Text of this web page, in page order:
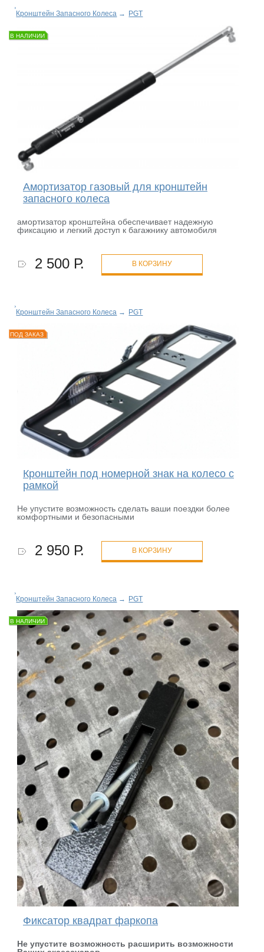
Кронштейн Запасного Колеса → PGT
В НАЛИЧИИ
Амортизатор газовый для кронштейн
запасного колеса
амортизатор кронштейна обеспечивает надежную
фиксацию и легкий доступ к багажнику автомобиля
2 500 Р. В КОРЗИНУ
Кронштейн Запасного Колеса → PGT
ПОД ЗАКАЗ
Кронштейн под номерной знак на колесо с
рамкой
Не упустите возможность сделать ваши поездки более
комфортными и безопасными
2 950 Р. В КОРЗИНУ
Кронштейн Запасного Колеса → PGT
В НАЛИЧИИ
Фиксатор квадрат фаркопа
Не упустите возможность расширить возможности